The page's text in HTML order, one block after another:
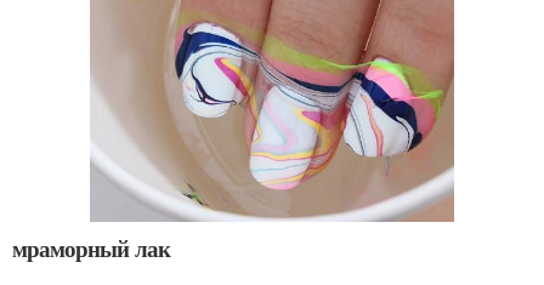
мраморный лак